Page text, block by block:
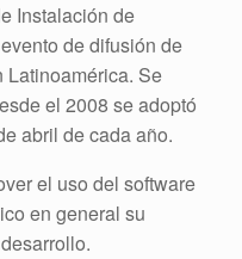
Instalación de
de difusión de
Latinoamérica. Se
el 2008 se adoptó
abril de cada año.
el uso del software
en general su